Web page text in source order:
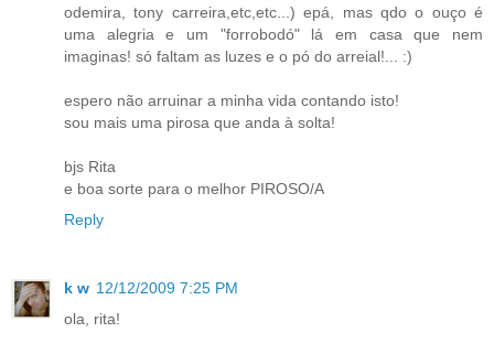
odemira, tony carreira,etc,etc...) epá, mas qdo o ouço é
uma alegria e um "forrobodó" lá em casa que nem
imaginas! só faltam as luzes e o pó do arreial!... :)
espero não arruinar a minha vida contando isto!
sou mais uma pirosa que anda à solta!
bjs Rita
e boa sorte para o melhor PIROSO/A
Reply
k w 12/12/2009 7:25 PM
ola, rita!